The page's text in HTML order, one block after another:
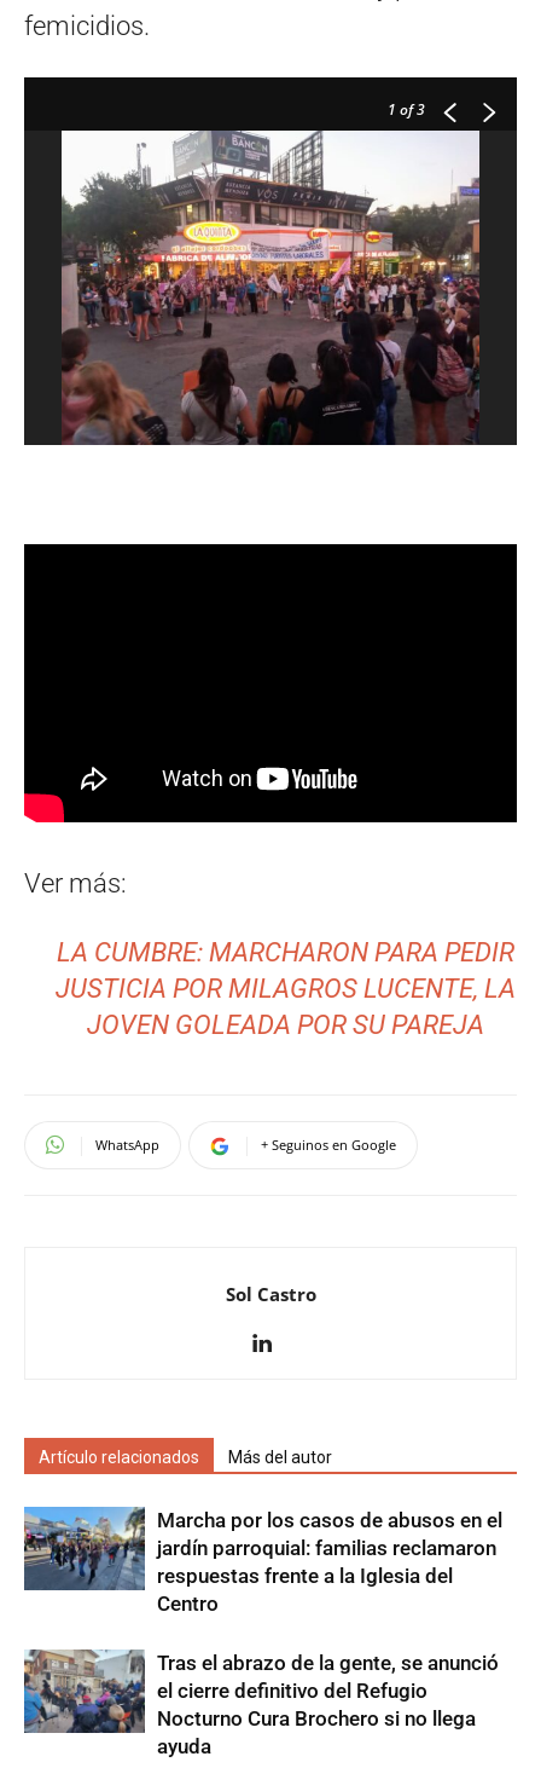
femicidios.
1 of 3
Ver más:
LA CUMBRE: MARCHARON PARA PEDIR
JUSTICIA POR MILAGROS LUCENTE, LA
JOVEN GOLEADA POR SU PAREJA
WhatsApp + Seguinos en Google
Sol Castro
Artículo relacionados Más del autor
Marcha por los casos de abusos en el
jardín parroquial: familias reclamaron
respuestas frente a la Iglesia del
Centro
Tras el abrazo de la gente, se anunció
el cierre definitivo del Refugio
Nocturno Cura Brochero si no llega
ayuda